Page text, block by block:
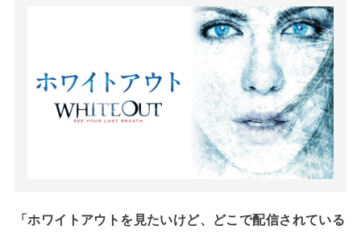
「ホワイトアウトを見たいけど、どこで配信されている